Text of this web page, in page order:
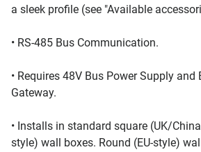
a sleek profile (see "Available
• RS-485 Bus Communication.
• Requires 48V Bus Power Supply and
Gateway.
• Installs in standard square (UK/
style) wall boxes. Round (EU-style)